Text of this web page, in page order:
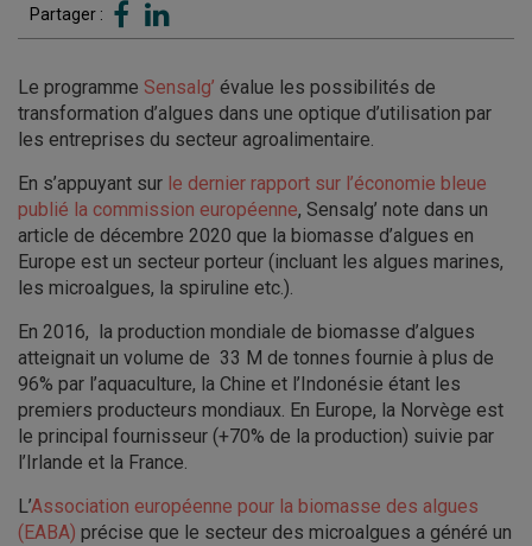
Partager :
Le programme Sensalg’ évalue les possibilités de
transformation d’algues dans une optique d’utilisation par
les entreprises du secteur agroalimentaire.
En s’appuyant sur le dernier rapport sur l’économie bleue
publié la commission européenne, Sensalg’ note dans un
article de décembre 2020 que la biomasse d’algues en
Europe est un secteur porteur (incluant les algues marines,
les microalgues, la spiruline etc.).
En 2016, la production mondiale de biomasse d’algues
atteignait un volume de 33 M de tonnes fournie à plus de
96% par l’aquaculture, la Chine et l’Indonésie étant les
premiers producteurs mondiaux. En Europe, la Norvège est
le principal fournisseur (+70% de la production) suivie par
l’Irlande et la France.
L’Association européenne pour la biomasse des algues
(EABA) précise que le secteur des microalgues a généré un